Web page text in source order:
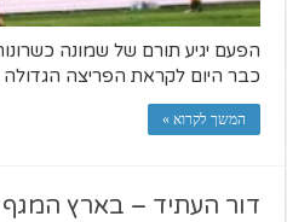
הפעם יגיע תורם של שמונה
כבר היום לקראת הפריצה הגדולה
המשך לקרוא »
דור העתיד – בארץ